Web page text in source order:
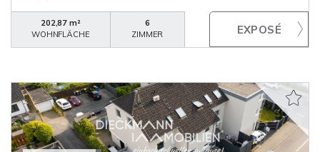
202,87 m²
WOHNFLÄCHE
6
ZIMMER